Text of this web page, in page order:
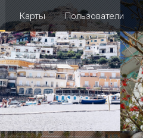
Карты Пользователи